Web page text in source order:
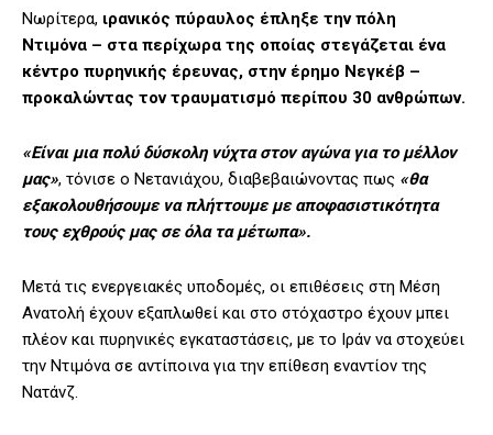
Νωρίτερα, ιρανικός πύραυλος έπληξε την πόλη
Ντιμόνα – στα περίχωρα της οποίας στεγάζεται ένα
κέντρο πυρηνικής έρευνας, στην έρημο Νεγκέβ –
προκαλώντας τον τραυματισμό περίπου 30 ανθρώπων.
«Είναι μια πολύ δύσκολη νύχτα στον αγώνα για το μέλλον
μας», τόνισε ο Νετανιάχου, διαβεβαιώνοντας πως «θα
εξακολουθήσουμε να πλήττουμε με αποφασιστικότητα
τους εχθρούς μας σε όλα τα μέτωπα».
Μετά τις ενεργειακές υποδομές, οι επιθέσεις στη Μέση
Ανατολή έχουν εξαπλωθεί και στο στόχαστρο έχουν μπει
πλέον και πυρηνικές εγκαταστάσεις, με το Ιράν να στοχεύει
την Ντιμόνα σε αντίποινα για την επίθεση εναντίον της
Νατάνζ.